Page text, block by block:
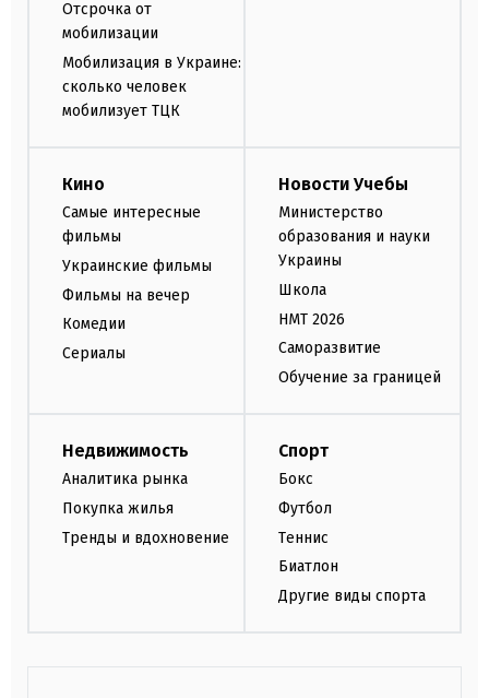
Отсрочка от
мобилизации
Мобилизация в Украине:
сколько человек
мобилизует ТЦК
Кино
Самые интересные
фильмы
Украинские фильмы
Фильмы на вечер
Комедии
Сериалы
Новости Учебы
Министерство
образования и науки
Украины
Школа
НМТ 2026
Саморазвитие
Обучение за границей
Недвижимость
Аналитика рынка
Покупка жилья
Тренды и вдохновение
Спорт
Бокс
Футбол
Теннис
Биатлон
Другие виды спорта